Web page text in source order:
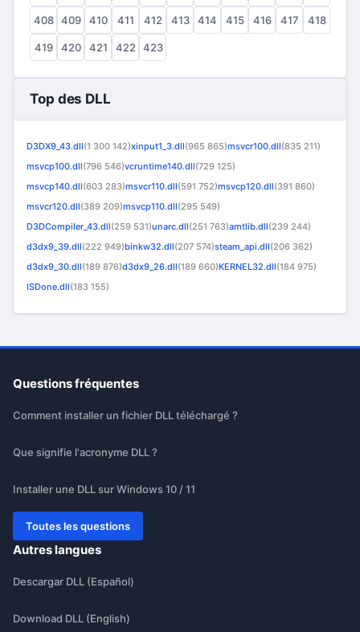
408 409 410 411 412 413 414 415 416 417 418
419 420 421 422 423
Top des DLL
D3DX9_43.dll(1 300 142)xinput1_3.dll(965 865)msvcr100.dll(835 211)
msvcp100.dll(796 546)vcruntime140.dll(729 125)
msvcp140.dll(603 283)msvcr110.dll(591 752)msvcp120.dll(391 860)
msvcr120.dll(389 209)msvcp110.dll(295 549)
D3DCompiler_43.dll(259 531)unarc.dll(251 763)amtlib.dll(239 244)
d3dx9_39.dll(222 949)binkw32.dll(207 574)steam_api.dll(206 362)
d3dx9_30.dll(189 876)d3dx9_26.dll(189 660)KERNEL32.dll(184 975)
ISDone.dll(183 155)
Questions fréquentes
Comment installer un fichier DLL téléchargé ?
Que signifie l'acronyme DLL ?
Installer une DLL sur Windows 10 / 11
Toutes les questions
Autres langues
Descargar DLL (Español)
Download DLL (English)